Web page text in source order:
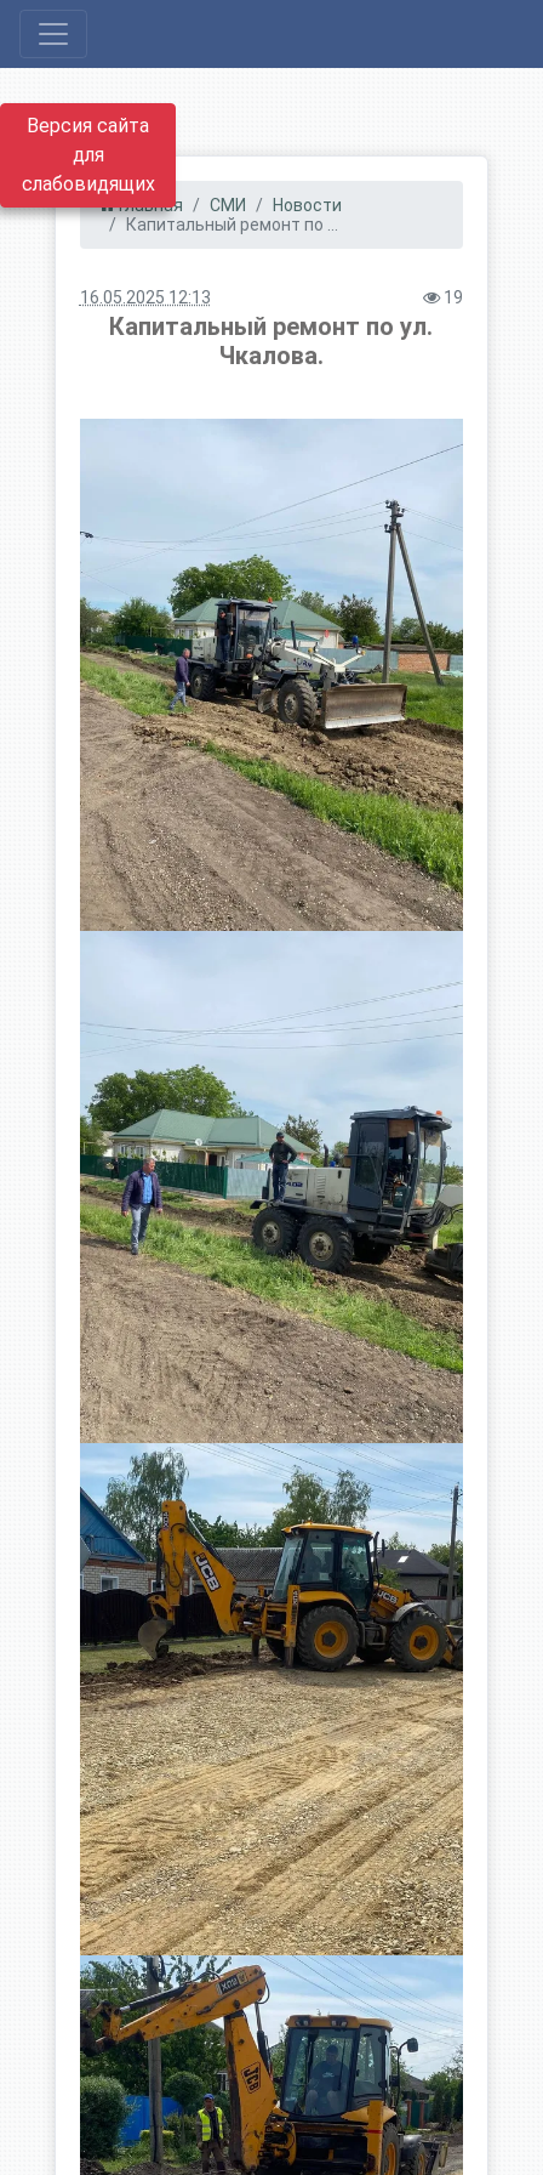
Версия сайта
для
слабовидящих
Главная СМИ
Новости
Капитальный ремонт по ...
16.05.2025 12:13 19
Капитальный ремонт по ул.
Чкалова.